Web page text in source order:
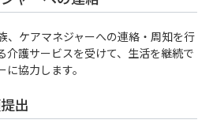
、ケアマネジャーへの連絡・周知を行
介護サービスを受けて、生活を継続で
協力します。
出